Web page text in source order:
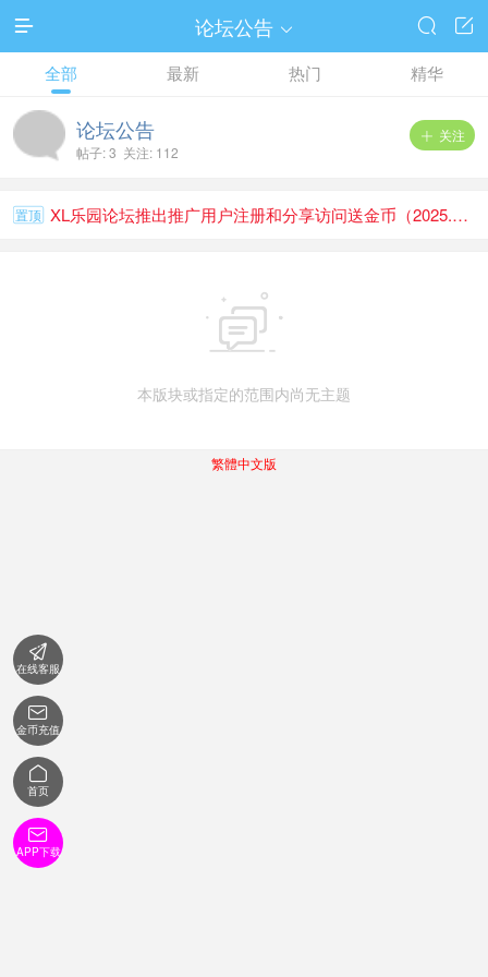
 论坛公告  

全部 最新 热门 精华
 关注
论坛公告
帖子: 3 关注: 112
置顶 XL乐园论坛推出推广用户注册和分享访问送金币（2025.1.1）

本版块或指定的范围内尚无主题
繁體中文版

在线客服

金币充值

首页

APP下载